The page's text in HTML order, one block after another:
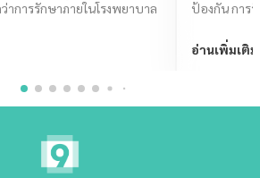
าการรักษาภายในโรงพยาบาล
ป้องกัน การ
อ่านเพิ่มเติม